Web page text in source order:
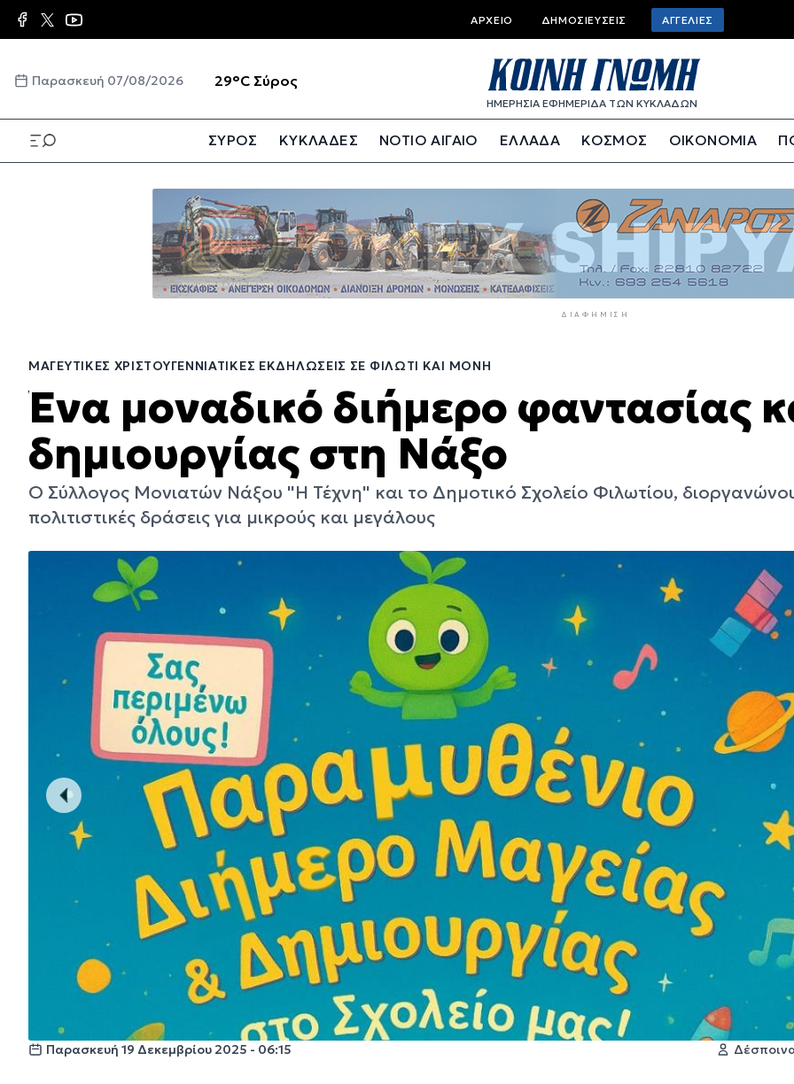
Παράκαμψη
προς
κυρίως
Top
bar
menu
ΑΡΧΕΊΟ ΔΗΜΟΣΙΕΎΣΕΙΣ ΑΓΓΕΛΊΕΣ
Παρασκευή 07/08/2026 29°C Σύρος
ΗΜΕΡΗΣΙΑ ΕΦΗΜΕΡΙΔΑ ΤΩΝ ΚΥΚΛΑΔΩΝ
ΣΥΡΟΣ ΚΥΚΛΑΔΕΣ ΝΟΤΙΟ ΑΙΓΑΙΟ ΕΛΛΑΔΑ ΚΟΣΜΟΣ ΟΙΚΟΝΟΜΙΑ
ΔΙΑΦΉΜΙΣΗ
ΜΑΓΕΥΤΙΚΈΣ ΧΡΙΣΤΟΥΓΕΝΝΙΆΤΙΚΕΣ ΕΚΔΗΛΏΣΕΙΣ ΣΕ ΦΙΛΏΤΙ ΚΑΙ ΜΟΝΉ
Ένα μοναδικό διήμερο φαντασίας
δημιουργίας στη Νάξο
Ο Σύλλογος Μονιατών Nάξου "Η Τέχνη" και το Δημοτικό Σχολείο Φιλωτίου,
πολιτιστικές δράσεις για μικρούς και μεγάλους
Παρασκευή 19 Δεκεμβρίου 2025 - 06:15